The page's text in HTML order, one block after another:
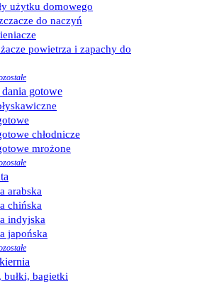
użytku domowego
do naczyń
powietrza i zapachy do
gotowe
chłodnicze
mrożone
arabska
chińska
indyjska
japońska
bułki, bagietki